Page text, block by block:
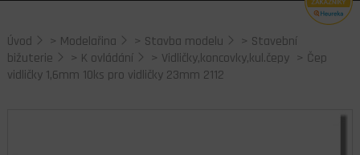
Úvod > Modelařina > Stavba modelu > Stavební
bižuterie
> K ovládání > Vidličky,koncovky,kul.čepy > Čep
vidličky 1,6mm 10ks pro vidličky 23mm 2112